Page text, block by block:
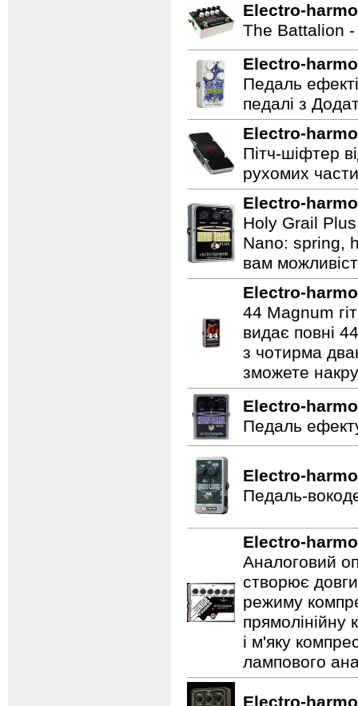
Electro-
The Battalion -
Electro-
Педаль
педалі з
Electro-
Пітч-шіфтер
рухомих
Electro-
Holy Grail Plus
Nano: spring,
вам
Electro-
44 Magnum
видає повні
з чотирма
зможете
Electro-
Педаль
Electro-
Педаль-
Electro-
Аналоговий
створює
режиму
прямолінійну
і м'яку
лампового